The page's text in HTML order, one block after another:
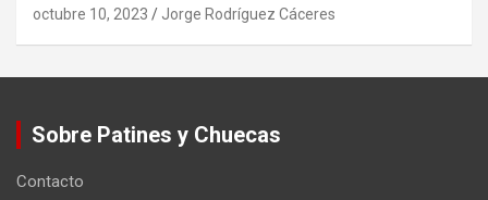
octubre 10, 2023 Jorge Rodríguez Cáceres
Sobre Patines y Chuecas
Contacto